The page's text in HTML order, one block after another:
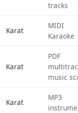
tracks
Karat
MIDI
Karaoke
Karat
PDF
music
Karat
MP3